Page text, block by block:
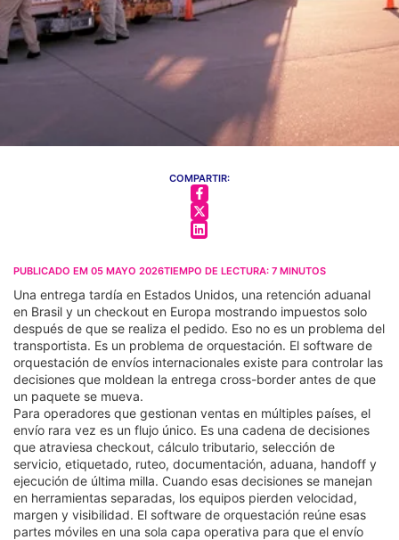
COMPARTIR:
PUBLICADO EM 05 MAYO 2026TIEMPO DE LECTURA: 7 MINUTOS
Una entrega tardía en Estados Unidos, una retención aduanal
en Brasil y un checkout en Europa mostrando impuestos solo
después de que se realiza el pedido. Eso no es un problema del
transportista. Es un problema de orquestación. El software de
orquestación de envíos internacionales existe para controlar las
decisiones que moldean la entrega cross-border antes de que
un paquete se mueva.
Para operadores que gestionan ventas en múltiples países, el
envío rara vez es un flujo único. Es una cadena de decisiones
que atraviesa checkout, cálculo tributario, selección de
servicio, etiquetado, ruteo, documentación, aduana, handoff y
ejecución de última milla. Cuando esas decisiones se manejan
en herramientas separadas, los equipos pierden velocidad,
margen y visibilidad. El software de orquestación reúne esas
partes móviles en una sola capa operativa para que el envío